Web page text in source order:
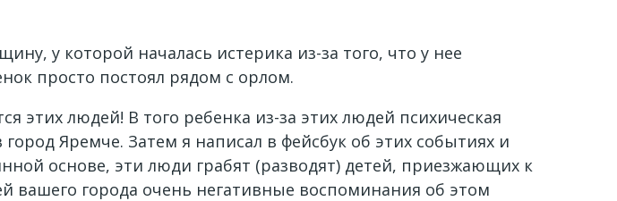
у которой началась истерика из-за того, что у нее
просто постоял рядом с орлом.
этих людей! В того ребенка из-за этих людей психическая
Яремче. Затем я написал в фейсбук об этих событиях и
основе, эти люди грабят (разводят) детей, приезжающих к
вашего города очень негативные воспоминания об этом